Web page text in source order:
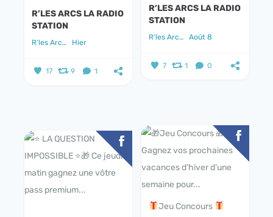
R’LES ARCS LA RADIO
STATION
R’les Arcs la radio station Hier
17 9 1
R’LES ARCS LA RADIO
STATION
R’les Arcs la radio station Août 8
7 1 0
Jeu Concours